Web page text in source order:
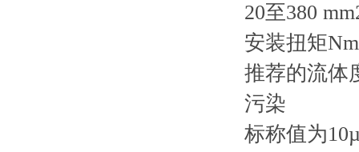
20至380
安装扭矩
推荐的流体
污染
标称值为